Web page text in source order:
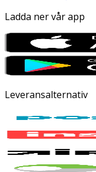
Ladda ner vår app
Leveransalternativ